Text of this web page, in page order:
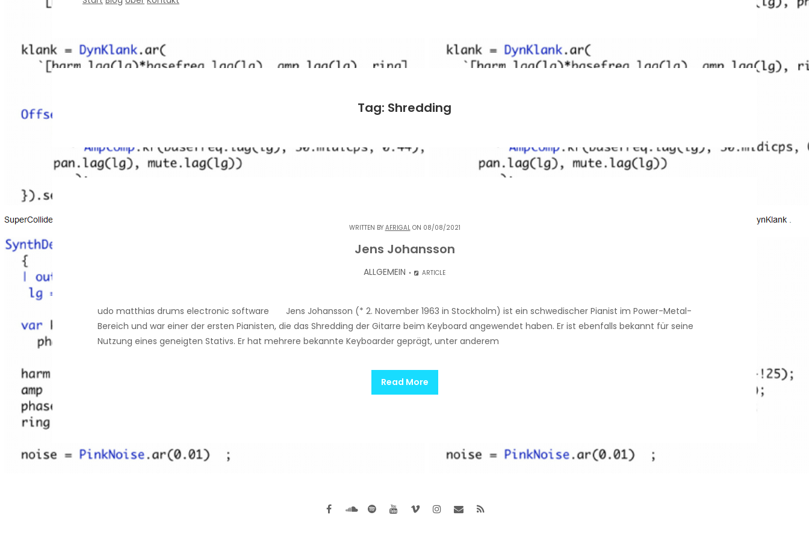
Tag: Shredding
WRITTEN BY AFRIGALON 08/08/2021
Jens Johansson
ALLGEMEIN ARTICLE
udo matthias drums electronic software Jens Johansson (* 2. November 1963 in Stockholm) ist ein schwedischer Pianist im Power-Metal-
Bereich und war einer der ersten Pianisten, die das Shredding der Gitarre beim Keyboard angewendet haben. Er ist ebenfalls bekannt für seine
Nutzung eines geneigten Stativs. Er hat mehrere bekannte Keyboarder geprägt, unter anderem
Read More